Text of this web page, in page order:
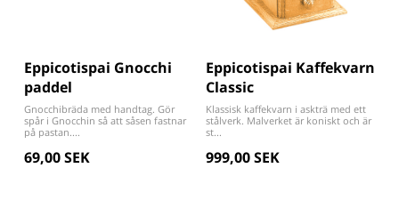
Eppicotispai Gnocchi
paddel
Gnocchibräda med handtag. Gör
spår i Gnocchin så att såsen fastnar
på pastan....
69,00 SEK
Eppicotispai Kaffekvarn
Classic
Klassisk kaffekvarn i askträ med ett
stålverk. Malverket är koniskt och är
st...
999,00 SEK